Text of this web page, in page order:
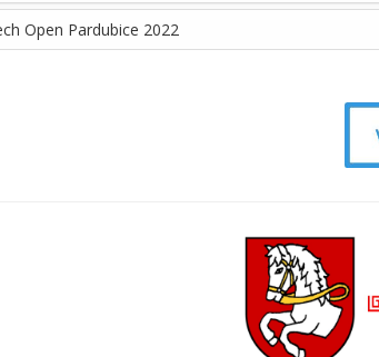
Open Pardubice 2022